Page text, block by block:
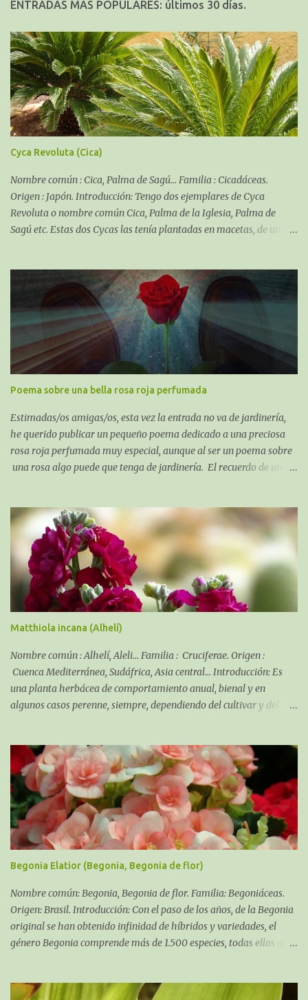
ENTRADAS MÁS POPULARES: últimos 30 días.
Cyca Revoluta (Cica)
Nombre común : Cica, Palma de Sagú... Familia : Cicadáceas.
Origen : Japón. Introducción: Tengo dos ejemplares de Cyca
Revoluta o nombre común Cica, Palma de la Iglesia, Palma de
Sagú etc. Estas dos Cycas las tenía plantadas en macetas, de un
la idea de macetas nuevas, debido a la gran envergadura de las
mismas, es más, no entraban en el coche, ni en el maletero, ni por
la puerta para colocar en el asiento trasero, así que decidí plantar
en suelo.
Poema sobre una bella rosa roja perfumada
Estimadas/os amigas/os, esta vez la entrada no va de jardinería,
he querido publicar un pequeño poema dedicado a una preciosa
rosa roja perfumada muy especial, aunque al ser un poema sobre
una rosa algo puede que tenga de jardinería. El recuerdo de una
Matthiola incana (Alhelí)
Nombre común : Alhelí, Aleli... Familia : Cruciferae. Origen :
Cuenca Mediterránea, Sudáfrica, Asia central... Introducción: Es
una planta herbácea de comportamiento anual, bienal y en
algunos casos perenne, siempre, dependiendo del cultivar y del
Begonia Elatior (Begonia, Begonia de flor)
Nombre común: Begonia, Begonia de flor. Familia: Begoniáceas.
Origen: Brasil. Introducción: Con el paso de los años, de la Begonia
original se han obtenido infinidad de híbridos y variedades, el
género Begonia comprende más de 1.500 especies, todas ellas de
en los mercados desde hace muchos años.